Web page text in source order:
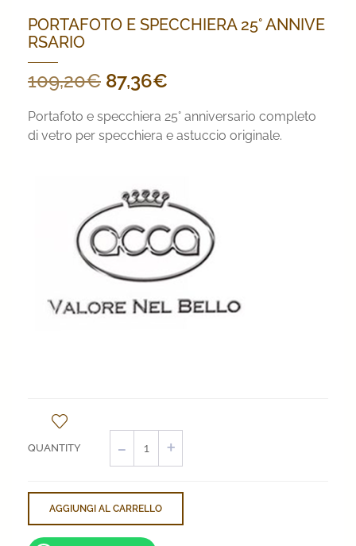
PORTAFOTO E SPECCHIERA 25° ANNIVE
RSARIO
109,20€ Il
prezzo
originale
109,20€.
87,36€
prezzo
attuale
87,36€.
Portafoto e specchiera 25° anniversario completo
di vetro per specchiera e astuccio originale.
specchiera
anniversario
AGGIUNGI AL CARRELLO